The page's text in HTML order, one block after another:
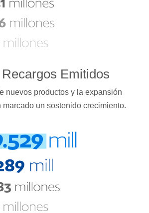
Emitidos
nuevos productos y la expansión
marcado un sostenido crecimiento.